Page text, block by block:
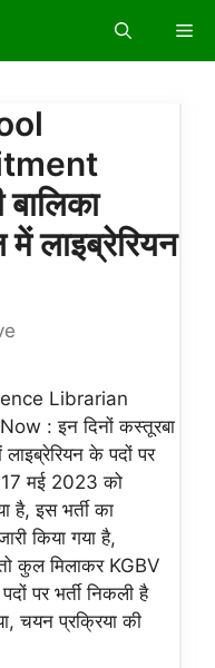
लाइब्रेरियन
Librarian
: इन दिनों कस्तूरबा
के पदों पर
17 मई 2023 को
है, इस भर्ती का
किया गया है,
कुल मिलाकर KGBV
पर भर्ती निकली है
चयन प्रक्रिया की